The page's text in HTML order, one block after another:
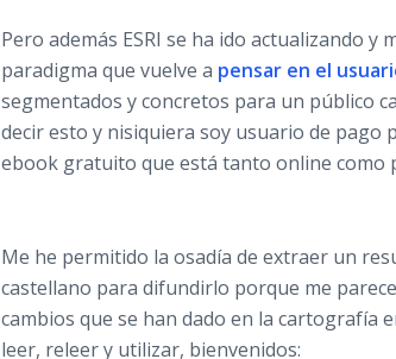
Pero además ESRI se ha ido actualizando y
paradigma que vuelve a pensar en el
segmentados y concretos para un público
decir esto y nisiquiera soy usuario de pago
ebook gratuito que está tanto online como
Me he permitido la osadía de extraer un
castellano para difundirlo porque me
cambios que se han dado en la cartografía
leer, releer y utilizar, bienvenidos: